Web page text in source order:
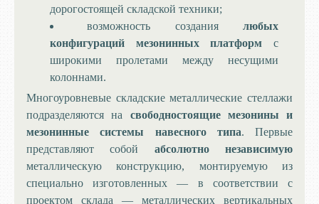
дорогостоящей складской техники;
возможность созданиялюбых
конфигураций мезонинных платформ с
широкими пролетами между несущими
колоннами.
Многоуровневые складские металлические стеллажи
подразделяются на свободностоящие мезонины и
мезонинные системы навесного типа. Первые
представляют собой абсолютно независимую
металлическую конструкцию, монтируемую из
специально изготовленных — в соответствии с
проектом склада — металлических вертикальных